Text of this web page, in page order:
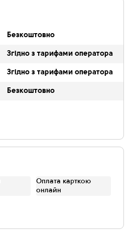
Безкоштовно
Згідно з тарифами оператора
Згідно з тарифами оператора
Безкоштовно
Оплата карткою
онлайн